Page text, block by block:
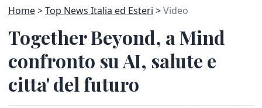
Home Top News Italia ed Esteri Video
Together Beyond, a Mind
confronto su AI, salute e
citta' del futuro